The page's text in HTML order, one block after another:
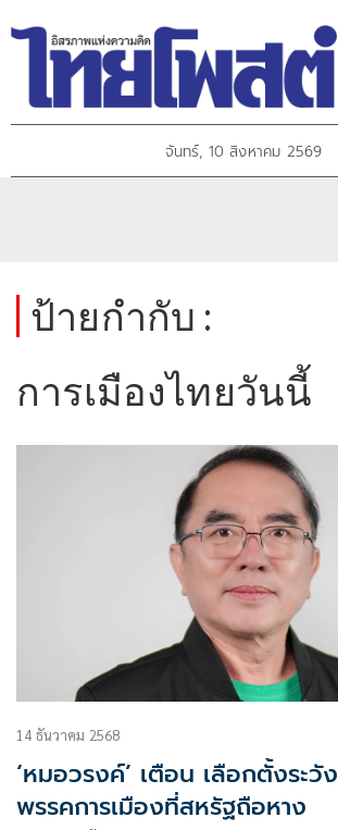
จันทร์, 10 สิงหาคม 2569
ป้ายกำกับ :
การเมืองไทยวันนี้
14 ธันวาคม 2568
‘หมอวรงค์’ เตือน เลือกตั้งระวัง
พรรคการเมืองที่สหรัฐถือหาง